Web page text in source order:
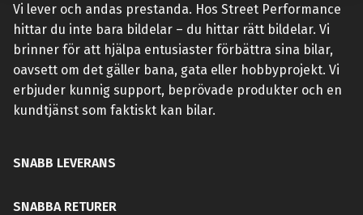
Vi lever och andas prestanda. Hos Street Performance
hittar du inte bara bildelar – du hittar rätt bildelar. Vi
brinner för att hjälpa entusiaster förbättra sina bilar,
oavsett om det gäller bana, gata eller hobbyprojekt. Vi
erbjuder kunnig support, beprövade produkter och en
kundtjänst som faktiskt kan bilar.
SNABB LEVERANS
SNABBA RETURER